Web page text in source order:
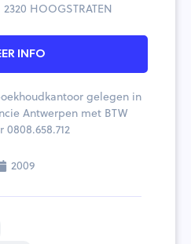
HOOGSTRATEN
INFO
gelegen in
Antwerpen met BTW
0808.658.712
2009